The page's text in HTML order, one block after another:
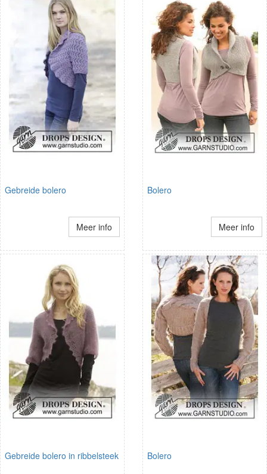
Gebreide bolero
Meer info
Bolero
Meer info
Gebreide bolero in ribbelsteek Bolero